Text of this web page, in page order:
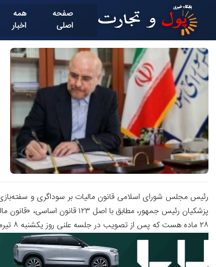
صفحه
اصلی
همه
اخبار
رئیس مجلس شورای اسلامی قانون مالیات بر سوداگری و سفته‌بازی
پزشکیان رئیس جمهور، مطابق با
۲۸ ماده هست که پس از تصویب در جلسه علنی روز یکشنبه ۸ تیرماه ۱۴۰۴ مجلس، در تاریخ ۱۴۰۴/۰۴/۳۱ به تأیید شورای نگهبان رسید.